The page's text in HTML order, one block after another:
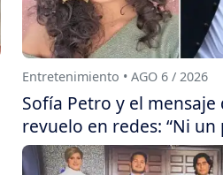
Entretenimiento • AGO 6 / 2026
Sofía Petro y el mensaje
revuelo en redes: “Ni un